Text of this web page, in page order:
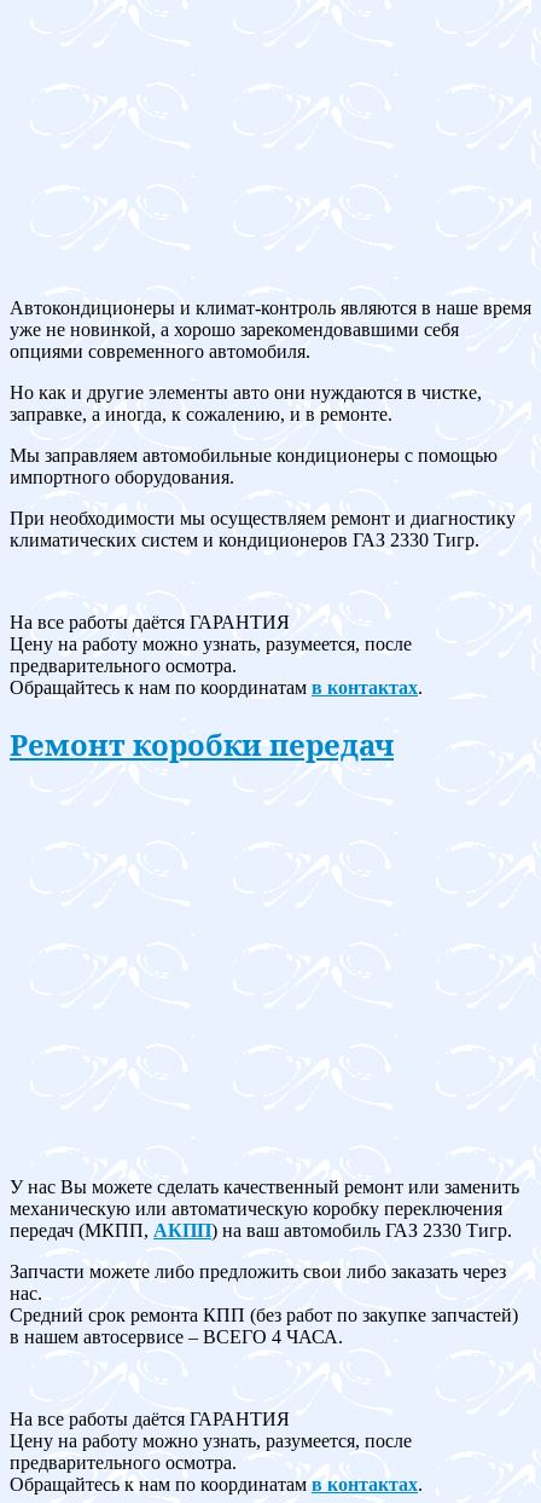
Автокондиционеры и климат-контроль являются в наше время
уже не новинкой, а хорошо зарекомендовавшими себя
опциями современного автомобиля.
Но как и другие элементы авто они нуждаются в чистке,
заправке, а иногда, к сожалению, и в ремонте.
Мы заправляем автомобильные кондиционеры с помощью
импортного оборудования.
При необходимости мы осуществляем ремонт и диагностику
климатических систем и кондиционеров ГАЗ 2330 Тигр.
На все работы даётся ГАРАНТИЯ
Цену на работу можно узнать, разумеется, после
предварительного осмотра.
Обращайтесь к нам по координатам в контактах.
Ремонт коробки передач
У нас Вы можете сделать качественный ремонт или заменить
механическую или автоматическую коробку переключения
передач (МКПП, АКПП) на ваш автомобиль ГАЗ 2330 Тигр.
Запчасти можете либо предложить свои либо заказать через
нас.
Средний срок ремонта КПП (без работ по закупке запчастей)
в нашем автосервисе – ВСЕГО 4 ЧАСА.
На все работы даётся ГАРАНТИЯ
Цену на работу можно узнать, разумеется, после
предварительного осмотра.
Обращайтесь к нам по координатам в контактах.